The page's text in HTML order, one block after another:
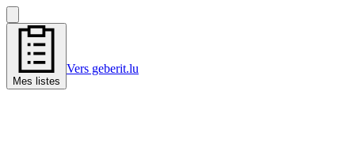
Mes listes
Vers geberit.lu